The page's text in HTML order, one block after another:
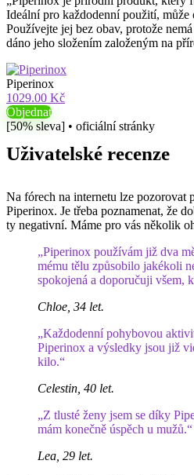
Ideální pro každodenní použití, může
Používejte jej bez obav, protože
dáno jeho složením založeným na
Piperinox
1029.00 Kč
Objednat
[50% sleva] • oficiální stránky
Uživatelské recenze
Na fórech na internetu lze pozorovat
Piperinox. Je třeba poznamenat, že
ty negativní. Máme pro vás několik
„Piperinox používám již dva
mému tělu způsobilo jakékoli
spokojená a doporučuji všem,
Chloe, 34 let.
„Každodenní pohybovou
Piperinox a výsledky jsou již
kilo.“
Celestin, 40 let.
„Z tlusté ženy jsem se díky
mám konečně úspěch u mužů.“
Lea, 29 let.